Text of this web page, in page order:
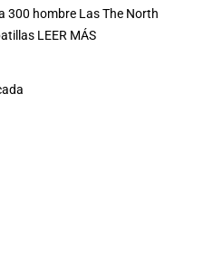
300 hombre Las The North
LEER MÁS